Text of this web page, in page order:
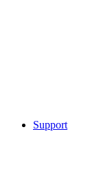
Support